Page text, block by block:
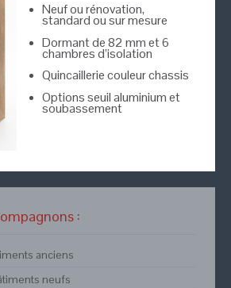
Neuf ou rénovation,
standard ou sur mesure
Dormant de 82 mm et 6
chambres d’isolation
Quincaillerie couleur chassis
Options seuil aluminium et
soubassement
:
anciens
neufs